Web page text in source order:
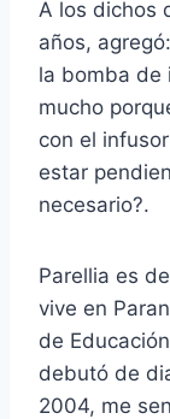
A los dichos
años,
la bomba de
mucho
con el
estar
necesario?.
Parellia es
vive en
de
debutó de
2004, me